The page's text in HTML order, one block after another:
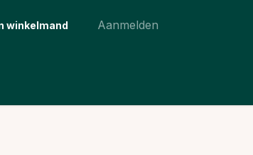
winkelmand Aanmelden